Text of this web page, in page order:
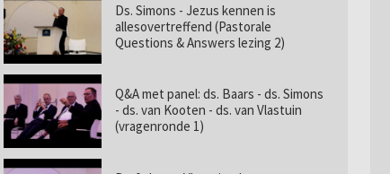
Ds. Simons - Jezus kennen is
allesovertreffend (Pastorale
Questions & Answers lezing 2)
Q&A met panel: ds. Baars - ds. Simons
- ds. van Kooten - ds. van Vlastuin
(vragenronde 1)